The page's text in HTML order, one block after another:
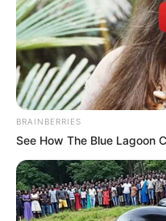
BRAINBERRIES
See How The Blue Lagoon